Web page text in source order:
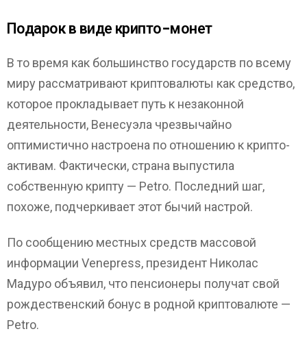
Подарок в виде крипто-монет
В то время как большинство государств по всему
миру рассматривают криптовалюты как средство,
которое прокладывает путь к незаконной
деятельности, Венесуэла чрезвычайно
оптимистично настроена по отношению к крипто-
активам. Фактически, страна выпустила
собственную крипту — Petro. Последний шаг,
похоже, подчеркивает этот бычий настрой.
По сообщению местных средств массовой
информации Venepress, президент Николас
Мадуро объявил, что пенсионеры получат свой
рождественский бонус в родной криптовалюте —
Petro.